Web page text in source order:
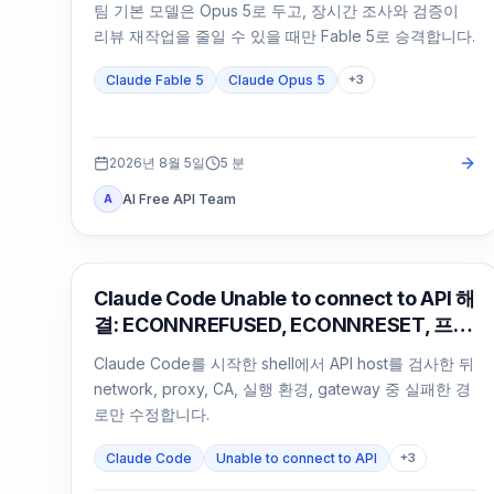
팀 기본 모델은 Opus 5로 두고, 장시간 조사와 검증이
리뷰 재작업을 줄일 수 있을 때만 Fable 5로 승격합니다.
Claude Fable 5 Claude Opus 5 +3
2026년 8월 5일 5 분
A AI Free API Team
Claude Code
Claude Code Unable to connect to API 해
결: ECONNREFUSED, ECONNRESET, 프록
시 점검
Claude Code를 시작한 shell에서 API host를 검사한 뒤
network, proxy, CA, 실행 환경, gateway 중 실패한 경
로만 수정합니다.
Claude Code Unable to connect to API +3